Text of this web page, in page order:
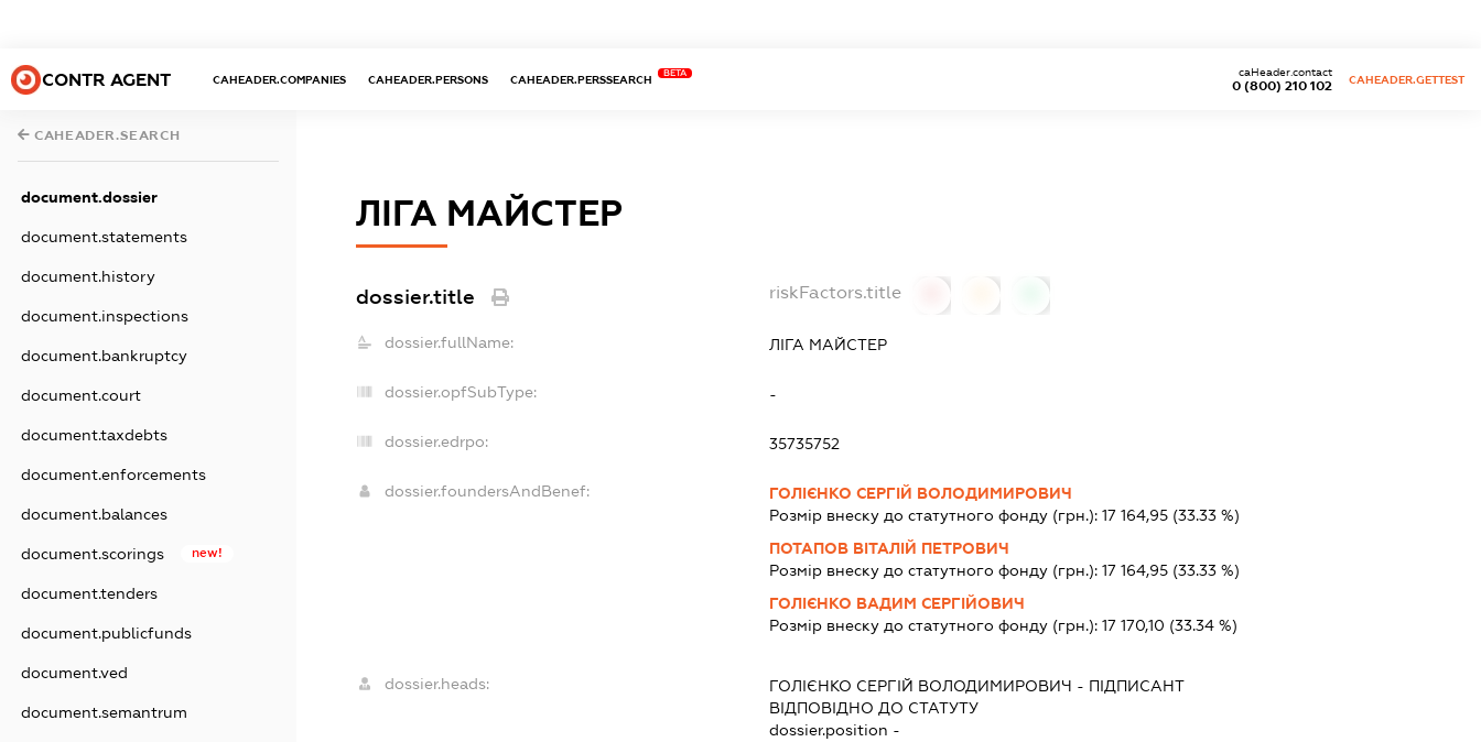
CONTR AGENT CAHEADER.COMPANIES CAHEADER.PERSONS CAHEADER.PERSSEARCH
BETA
0 (800) 210 102
caHeader.contact
CAHEADER.GETTEST
CAHEADER.SEARCH
document.dossier
document.statements
document.history
document.inspections
document.bankruptcy
document.court
document.taxdebts
document.enforcements
document.balances
document.scorings new!
document.tenders
document.publicfunds
document.ved
document.semantrum
ЛІГА МАЙСТЕР
dossier.title riskFactors.title
dossier.fullName: ЛІГА МАЙСТЕР
dossier.opfSubType: -
dossier.edrpo: 35735752
dossier.foundersAndBenef:
ГОЛІЄНКО СЕРГІЙ ВОЛОДИМИРОВИЧ
Розмір внеску до статутного фонду (грн.): 17 164,95(33.33 %)
ПОТАПОВ ВІТАЛІЙ ПЕТРОВИЧ
Розмір внеску до статутного фонду (грн.): 17 164,95(33.33 %)
ГОЛІЄНКО ВАДИМ СЕРГІЙОВИЧ
Розмір внеску до статутного фонду (грн.): 17 170,10 (33.34 %)
dossier.heads: ГОЛІЄНКО СЕРГІЙ ВОЛОДИМИРОВИЧ - ПІДПИСАНТ
ВІДПОВІДНО ДО СТАТУТУ
dossier.position -